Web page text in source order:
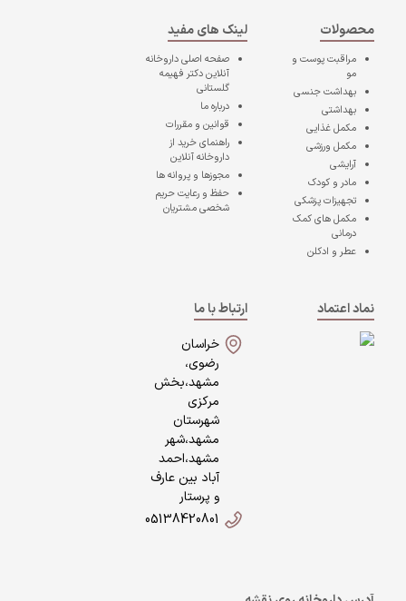
محصولات
مراقبت پوست و
مو
بهداشت جنسی
بهداشتی
مکمل غذایی
مکمل ورزشی
آرایشی
مادر و کودک
تجهیزات پزشکی
مکمل های کمک
درمانی
عطر و ادکلن
لینک های مفید
صفحه اصلیداروخانه
آنلاین دکتر فهیمه
گلستانی
درباره ما
قوانین و مقررات
راهنمای خرید از
داروخانه آنلاین
مجوزها و پروانه ها
حفظ و رعایت حریم
شخصی مشتریان
نماد اعتماد
ارتباط با ما
خراسان
رضوی،
مشهد،بخش
مرکزی
شهرستان
مشهد،شهر
مشهد،احمد
آباد بین عارف
و پرستار
05138420801